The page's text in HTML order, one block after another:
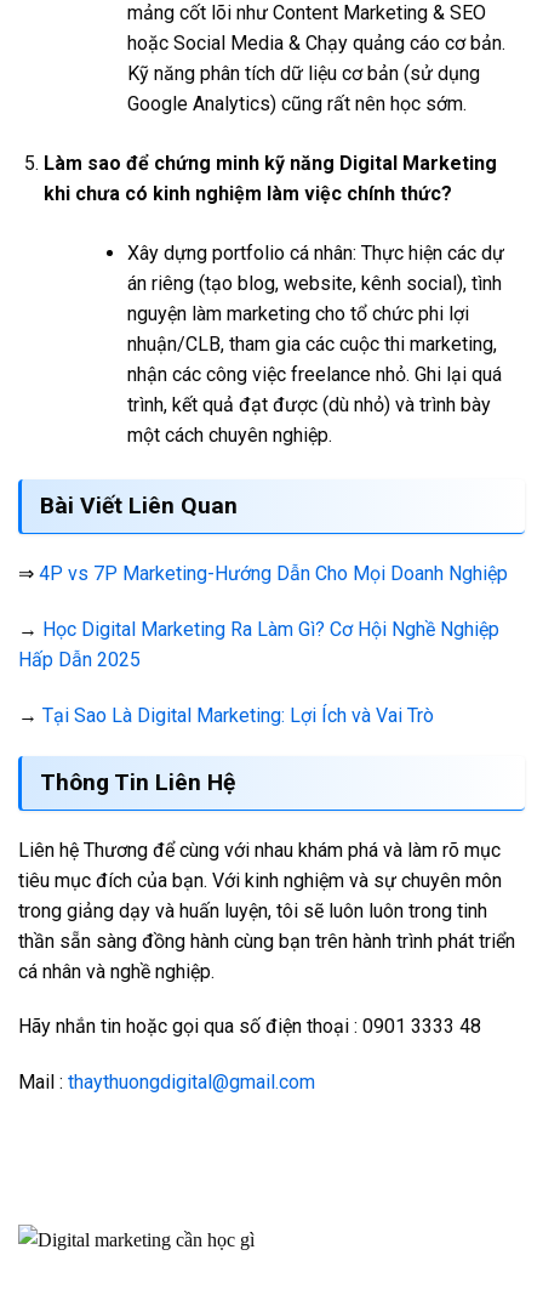
mảng cốt lõi như Content Marketing & SEO
hoặc Social Media & Chạy quảng cáo cơ bản.
Kỹ năng phân tích dữ liệu cơ bản (sử dụng
Google Analytics) cũng rất nên học sớm.
Làm sao để chứng minh kỹ năng Digital Marketing
khi chưa có kinh nghiệm làm việc chính thức?
Xây dựng portfolio cá nhân: Thực hiện các dự
án riêng (tạo blog, website, kênh social), tình
nguyện làm marketing cho tổ chức phi lợi
nhuận/CLB, tham gia các cuộc thi marketing,
nhận các công việc freelance nhỏ. Ghi lại quá
trình, kết quả đạt được (dù nhỏ) và trình bày
một cách chuyên nghiệp.
Bài Viết Liên Quan
⇒ 4P vs 7P Marketing-Hướng Dẫn Cho Mọi Doanh Nghiệp
→ Học Digital Marketing Ra Làm Gì? Cơ Hội Nghề Nghiệp
Hấp Dẫn 2025
→ Tại Sao Là Digital Marketing: Lợi Ích và Vai Trò
Thông Tin Liên Hệ
Liên hệ Thương để cùng với nhau khám phá và làm rõ mục
tiêu mục đích của bạn. Với kinh nghiệm và sự chuyên môn
trong giảng dạy và huấn luyện, tôi sẽ luôn luôn trong tinh
thần sẵn sàng đồng hành cùng bạn trên hành trình phát triển
cá nhân và nghề nghiệp.
Hãy nhắn tin hoặc gọi qua số điện thoại : 0901 3333 48
Mail : thaythuongdigital@gmail.com